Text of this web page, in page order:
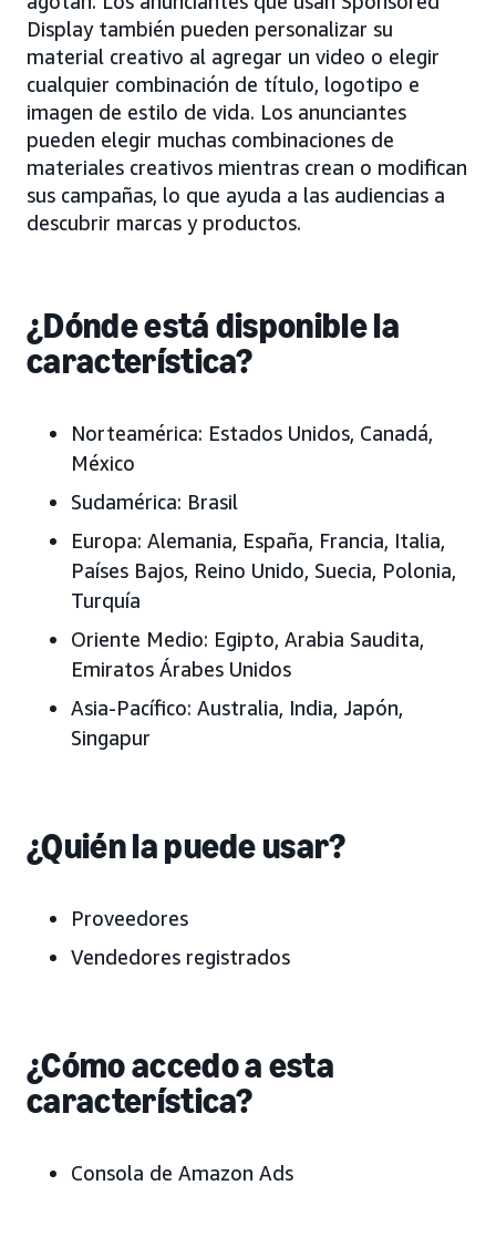
Display también pueden personalizar su
material creativo al agregar un video o elegir
cualquier combinación de título, logotipo e
imagen de estilo de vida. Los anunciantes
pueden elegir muchas combinaciones de
materiales creativos mientras crean o modifican
sus campañas, lo que ayuda a las audiencias a
descubrir marcas y productos.
¿Dónde está disponible la
característica?
Norteamérica: Estados Unidos, Canadá,
México
Sudamérica: Brasil
Europa: Alemania, España, Francia, Italia,
Países Bajos, Reino Unido, Suecia, Polonia,
Turquía
Oriente Medio: Egipto, Arabia Saudita,
Emiratos Árabes Unidos
Asia-Pacífico: Australia, India, Japón,
Singapur
¿Quién la puede usar?
Proveedores
Vendedores registrados
¿Cómo accedo a esta
característica?
Consola de Amazon Ads